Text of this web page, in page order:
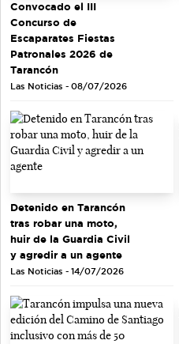
Convocado el III
Concurso de
Escaparates Fiestas
Patronales 2026 de
Tarancón
Las Noticias - 08/07/2026
Detenido en Tarancón
tras robar una moto,
huir de la Guardia Civil
y agredir a un agente
Las Noticias - 14/07/2026